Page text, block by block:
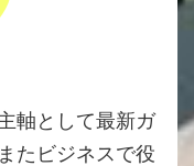
軸として最新ガ
たビジネスで役